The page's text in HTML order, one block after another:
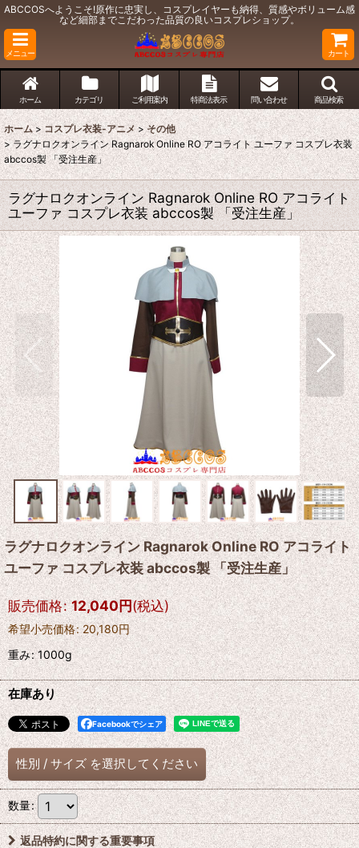
ABCCOSへようこそ!原作に忠実し、コスプレイヤーも納得、質感やボリューム感
など細部までこだわった品質の良いコスプレショップ。
メニュー カート
ホーム カテゴリ ご利用案内 特商法表示 問い合わせ 商品検索
ホーム > コスプレ衣装-アニメ > その他
> ラグナロクオンライン Ragnarok Online RO アコライト ユーファ コスプレ衣装
abccos製 「受注生産」
ラグナロクオンライン Ragnarok Online RO アコライト
ユーファ コスプレ衣装 abccos製 「受注生産」
ラグナロクオンライン Ragnarok Online RO アコライト
ユーファ コスプレ衣装 abccos製 「受注生産」
販売価格: 12,040円(税込)
希望小売価格: 20,180円
重み:1000g
在庫あり
Facebookでシェア
性別 / サイズ を選択してください
数量:
返品特約に関する重要事項